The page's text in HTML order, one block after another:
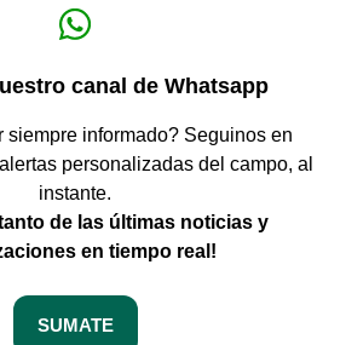
canal de Whatsapp
siempre informado? Seguinos en
personalizadas del campo, al
instante.
de las últimas noticias y
en tiempo real!
SUMATE